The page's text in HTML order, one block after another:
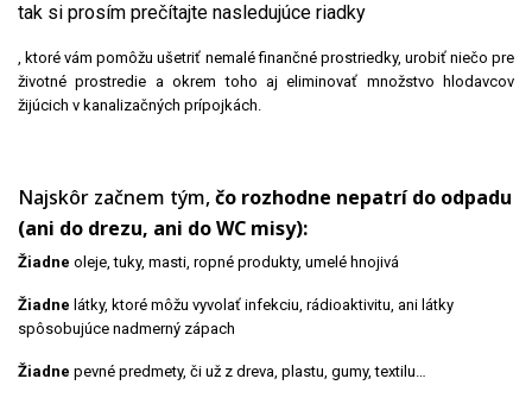
tak si prosím prečítajte nasledujúce riadky
, ktoré vám pomôžu ušetriť nemalé finančné prostriedky, urobiť niečo pre
životné prostredie a okrem toho aj eliminovať množstvo hlodavcov
žijúcich v kanalizačných prípojkách.
Najskôr začnem tým,čo rozhodne nepatrí do odpadu
(ani do drezu, ani do WC misy):
Žiadne oleje, tuky, masti, ropné produkty, umelé hnojivá
Žiadne látky, ktoré môžu vyvolať infekciu, rádioaktivitu, ani látky
spôsobujúce nadmerný zápach
Žiadne pevné predmety, či už z dreva, plastu, gumy, textilu…